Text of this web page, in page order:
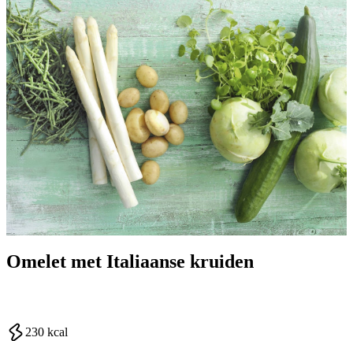
Omelet met Italiaanse kruiden
230 kcal